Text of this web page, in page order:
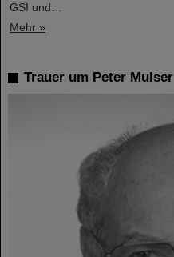
GSI und…
Mehr »
Trauer um Peter Mulser